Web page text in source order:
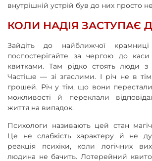
внутрішній устрій був до них просто
КОЛИ НАДІЯ ЗАСТУПАЄ
Зайдіть до найближчої
поспостерігайте за чергою до
квитками. Там рідко стоять люди
Частіше — зі згаслими. І річ не в
грошей. Річ у тім, що вони
можливості й переклали
життя на випадок.
Психологи називають цей стан
Це не слабкість характеру й не
реакція психіки, коли логічних
людина не бачить. Лотерейний